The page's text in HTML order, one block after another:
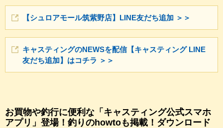
【シュロアモール筑紫野店】LINE友だち追加 ＞＞
キャスティングのNEWSを配信【キャスティング LINE
友だち追加】はコチラ ＞＞
お買物や釣行に便利な「キャスティング公式スマホ
アプリ」登場！釣りのhowtoも掲載！ダウンロード